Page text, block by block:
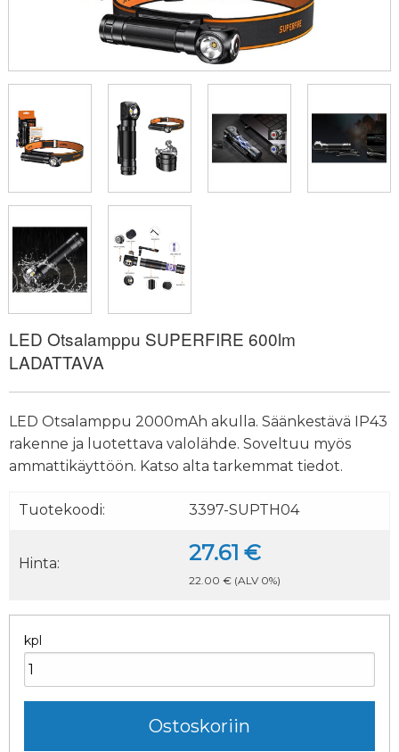
LED Otsalamppu SUPERFIRE 600lm
LADATTAVA
LED Otsalamppu 2000mAh akulla. Säänkestävä IP43
rakenne ja luotettava valolähde. Soveltuu myös
ammattikäyttöön. Katso alta tarkemmat tiedot.
Tuotekoodi: 3397-SUPTH04
Hinta: 27.61 €
22.00 € (ALV 0%)
kpl